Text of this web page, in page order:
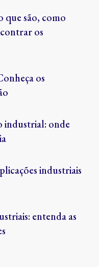
que são, como
os
os
onde
industriais
entenda as